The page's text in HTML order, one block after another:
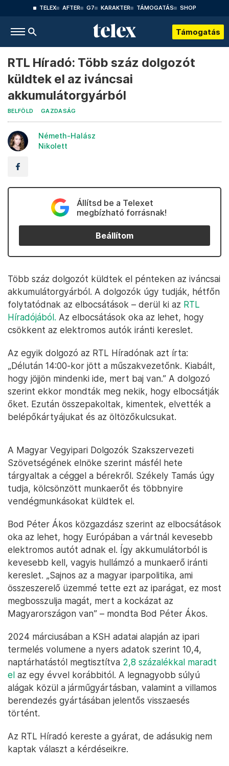
TELEX AFTER G7 KARAKTER TÁMOGATÁS SHOP
Támogatás
RTL Híradó: Több száz dolgozót
küldtek el az iváncsai
akkumulátorgyárból
BELFÖLD GAZDASÁG
Németh-Halász
Nikolett
Állítsd be a Telexet
megbízható forrásnak!
Beállítom
Több száz dolgozót küldtek el pénteken az iváncsai
akkumulátorgyárból. A dolgozók úgy tudják, hétfőn
folytatódnak az elbocsátások – derül ki az RTL
Híradójából. Az elbocsátások oka az lehet, hogy
csökkent az elektromos autók iránti kereslet.
Az egyik dolgozó az RTL Híradónak azt írta:
„Délután 14:00-kor jött a műszakvezetőnk. Kiabált,
hogy jöjjön mindenki ide, mert baj van.” A dolgozó
szerint ekkor mondták meg nekik, hogy elbocsátják
őket. Ezután összepakoltak, kimentek, elvették a
belépőkártyájukat és az öltözőkulcsukat.
A Magyar Vegyipari Dolgozók Szakszervezeti
Szövetségének elnöke szerint másfél hete
tárgyaltak a céggel a bérekről. Székely Tamás úgy
tudja, kölcsönzött munkaerőt és többnyire
vendégmunkásokat küldtek el.
Bod Péter Ákos közgazdász szerint az elbocsátások
oka az lehet, hogy Európában a vártnál kevesebb
elektromos autót adnak el. Így akkumulátorból is
kevesebb kell, vagyis hullámzó a munkaerő iránti
kereslet. „Sajnos az a magyar iparpolitika, ami
összeszerelő üzemmé tette ezt az iparágat, ez most
megbosszulja magát, mert a kockázat az
Magyarországon van” – mondta Bod Péter Ákos.
2024 márciusában a KSH adatai alapján az ipari
termelés volumene a nyers adatok szerint 10,4,
naptárhatástól megtisztítva 2,8 százalékkal maradt
el az egy évvel korábbitól. A legnagyobb súlyú
alágak közül a járműgyártásban, valamint a villamos
berendezés gyártásában jelentős visszaesés
történt.
Az RTL Híradó kereste a gyárat, de adásukig nem
kaptak választ a kérdéseikre.